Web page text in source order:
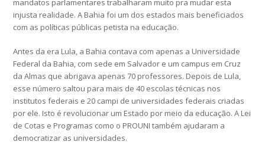
mandatos parlamentares trabalharam muito pra mudar esta
injusta realidade. A Bahia foi um dos estados mais beneficiados
com as políticas públicas petista na educação.
Antes da era Lula, a Bahia contava com apenas a Universidade
Federal da Bahia, com sede em Salvador e um campus em Cruz
da Almas que abrigava apenas 70 professores. Depois de Lula,
esse número saltou para mais de 40 escolas técnicas nos
institutos federais e 20 campi de universidades federais criadas
por ele. Isto é revolucionar um Estado por meio da educação. A Lei
de Cotas e Programas como o PROUNI também ajudaram a
democratizar as universidades.